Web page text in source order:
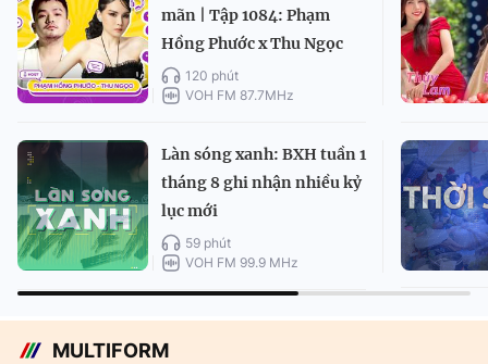
mãn | Tập 1084: Phạm
Hồng Phước x Thu Ngọc
120 phút
VOH FM 87.7MHz
Làn sóng xanh: BXH tuần 1
tháng 8 ghi nhận nhiều kỷ
lục mới
59 phút
VOH FM 99.9 MHz
MULTIFORM